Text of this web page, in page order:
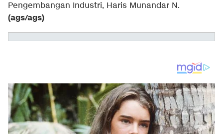
Pengembangan Industri, Haris Munandar N.
(ags/ags)